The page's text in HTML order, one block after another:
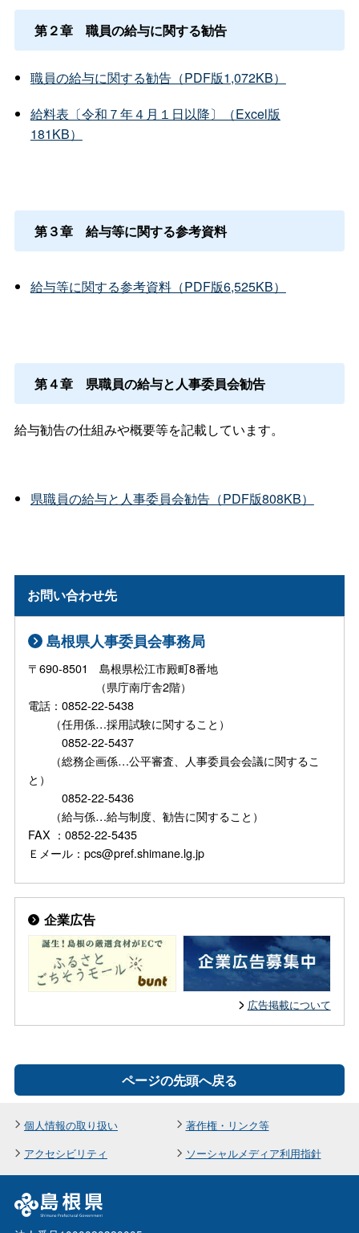
第２章 職員の給与に関する勧告
職員の給与に関する勧告（PDF版1,072KB）
給料表〔令和７年４月１日以降〕（Excel版
181KB）
第３章 給与等に関する参考資料
給与等に関する参考資料（PDF版6,525KB）
第４章 県職員の給与と人事委員会勧告
給与勧告の仕組みや概要等を記載しています。
県職員の給与と人事委員会勧告（PDF版808KB）
お問い合わせ先
島根県人事委員会事務局
〒690-8501 島根県松江市殿町8番地
（県庁南庁舎2階）
電話：0852-22-5438
（任用係…採用試験に関すること）
0852-22-5437
（総務企画係…公平審査、人事委員会会議に関するこ
と）
0852-22-5436
（給与係…給与制度、勧告に関すること）
FAX ：0852-22-5435
Ｅメール：pcs@pref.shimane.lg.jp
企業広告
広告掲載について
ページの先頭へ戻る
個人情報の取り扱い
著作権・リンク等
アクセシビリティ
ソーシャルメディア利用指針